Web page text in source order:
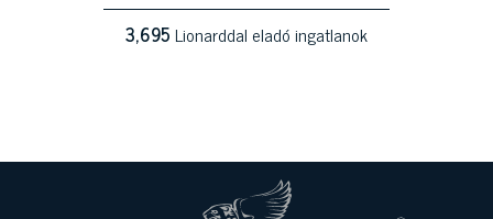
3,695Lionarddal eladó ingatlanok